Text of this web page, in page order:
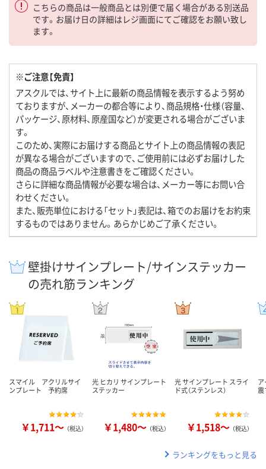
こちらの商品は一般商品とは別便で届く場合がある別送品
です。お届け日の詳細はレジ画面にてご確認をお願い致し
ます。
※ご注意【免責】
アスクルでは、サイト上に最新の商品情報を表示するよう努め
ておりますが、メーカーの都合等により、商品規格・仕様（容量、
パッケージ、原材料、原産国など）が変更される場合がございま
す。
このため、実際にお届けする商品とサイト上の商品情報の表記
が異なる場合がございますので、ご使用前には必ずお届けした
商品の商品ラベルや注意書きをご確認ください。
さらに詳細な商品情報が必要な場合は、メーカー等にお問い合
わせください。
また、販売単位における「セット」表記は、箱でのお届けをお約束
するものではありません。あらかじめご了承ください。
壁掛けサインプレート/サインステッカー
の売れ筋ランキング
スマイル アクリルサイ
ンプレート 予約席
￥1,711～ （税込）
光 ヒカリ サインプレート
ステッカー
￥1,480～ （税込）
光 サインプレート スライ
ド式（ステンレス）
￥1,518～ （税込）
ア
震
ランキングをもっと見る